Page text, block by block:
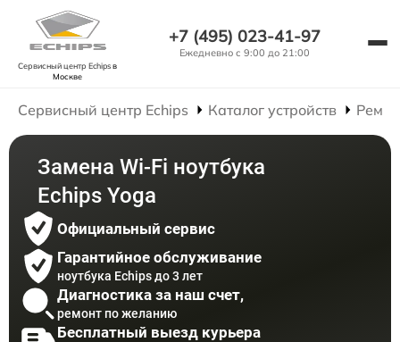
Сервисный центр Echipsв
Москве
+7 (495) 023-41-97
Ежедневно с 9:00 до 21:00
Сервисный центр Echips Каталог устройств
Замена Wi-Fi ноутбука
Echips Yoga
Официальный сервис
Гарантийное обслуживание
ноутбука Echips до 3 лет
Диагностика за наш счет,
ремонт по желанию
Бесплатный выезд курьера